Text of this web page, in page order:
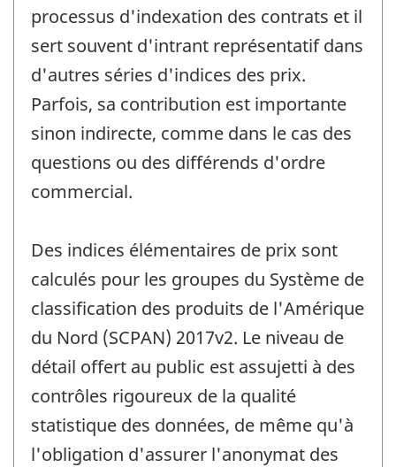
processus d'indexation des contrats et il
sert souvent d'intrant représentatif dans
d'autres séries d'indices des prix.
Parfois, sa contribution est importante
sinon indirecte, comme dans le cas des
questions ou des différends d'ordre
commercial.
Des indices élémentaires de prix sont
calculés pour les groupes du Système de
classification des produits de l'Amérique
du Nord (SCPAN) 2017v2. Le niveau de
détail offert au public est assujetti à des
contrôles rigoureux de la qualité
statistique des données, de même qu'à
l'obligation d'assurer l'anonymat des